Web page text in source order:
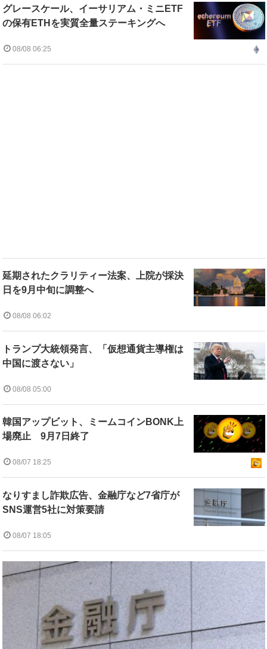
グレースケール、イーサリアム・ミニETF
の保有ETHを実質全量ステーキングへ
08/08 06:25
延期されたクラリティー法案、上院が採決
日を9月中旬に調整へ
08/08 06:02
トランプ大統領発言、「仮想通貨主導権は
中国に渡さない」
08/08 05:00
韓国アップビット、ミームコインBONK上
場廃止 9月7日終了
08/07 18:25
なりすまし詐欺広告、金融庁など7省庁が
SNS運営5社に対策要請
08/07 18:05